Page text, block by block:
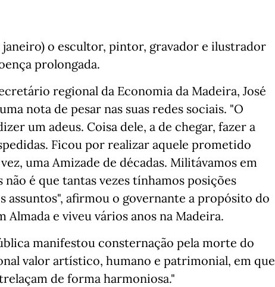
o escultor, pintor, gravador e ilustrador
prolongada.
regional da Economia da Madeira, José
nota de pesar nas suas redes sociais. "O
um adeus. Coisa dele, a de chegar, fazer a
Ficou por realizar aquele prometido
uma Amizade de décadas. Militávamos em
é que tantas vezes tínhamos posições
assuntos", afirmou o governante a propósito do
Almada e viveu vários anos na Madeira.
manifestou consternação pela morte do
valor artístico, humano e patrimonial, em que
de forma harmoniosa."